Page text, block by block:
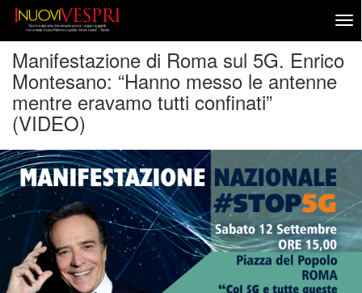
Manifestazione di Roma sul 5G. Enrico
Montesano: “Hanno messo le antenne
mentre eravamo tutti confinati”
(VIDEO)